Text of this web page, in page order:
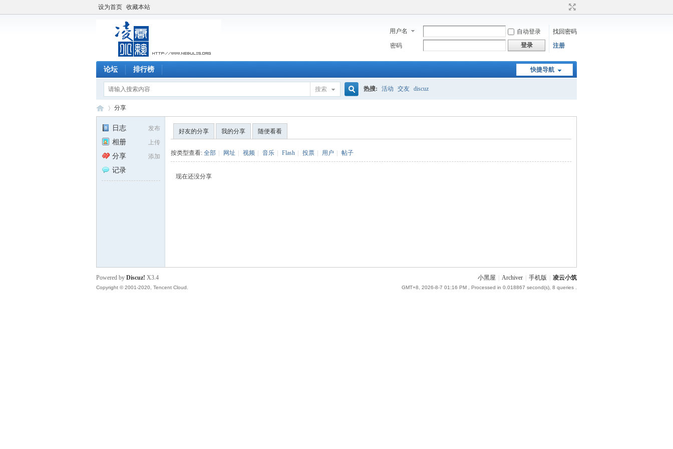
设为首页 收藏本站
用户名 自动登录
找回密码
密码
登录 注册
快捷导航
论坛 排行榜
搜索 热搜: 活动 交友 discuz
分享
发布
日志
上传
相册
添加
分享
记录
好友的分享 我的分享 随便看看
按类型查看: 全部 网址 视频 音乐 Flash 投票 用户 帖子
现在还没分享
小黑屋 Archiver 手机版 凌云小筑
GMT+8, 2026-8-7 01:16 PM , Processed in 0.018867 second(s), 8 queries .
Powered by Discuz! X3.4
Copyright © 2001-2020, Tencent Cloud.